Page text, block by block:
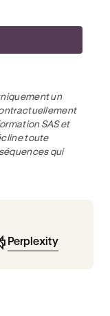
un
SAS et
toute
qui
Perplexity